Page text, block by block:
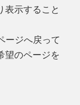
表示すること
ージへ戻って
望のページを